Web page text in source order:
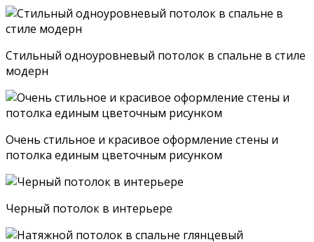
Стильный одноуровневый потолок в спальне в стиле
модерн
Очень стильное и красивое оформление стены и
потолка единым цветочным рисунком
Черный потолок в интерьере